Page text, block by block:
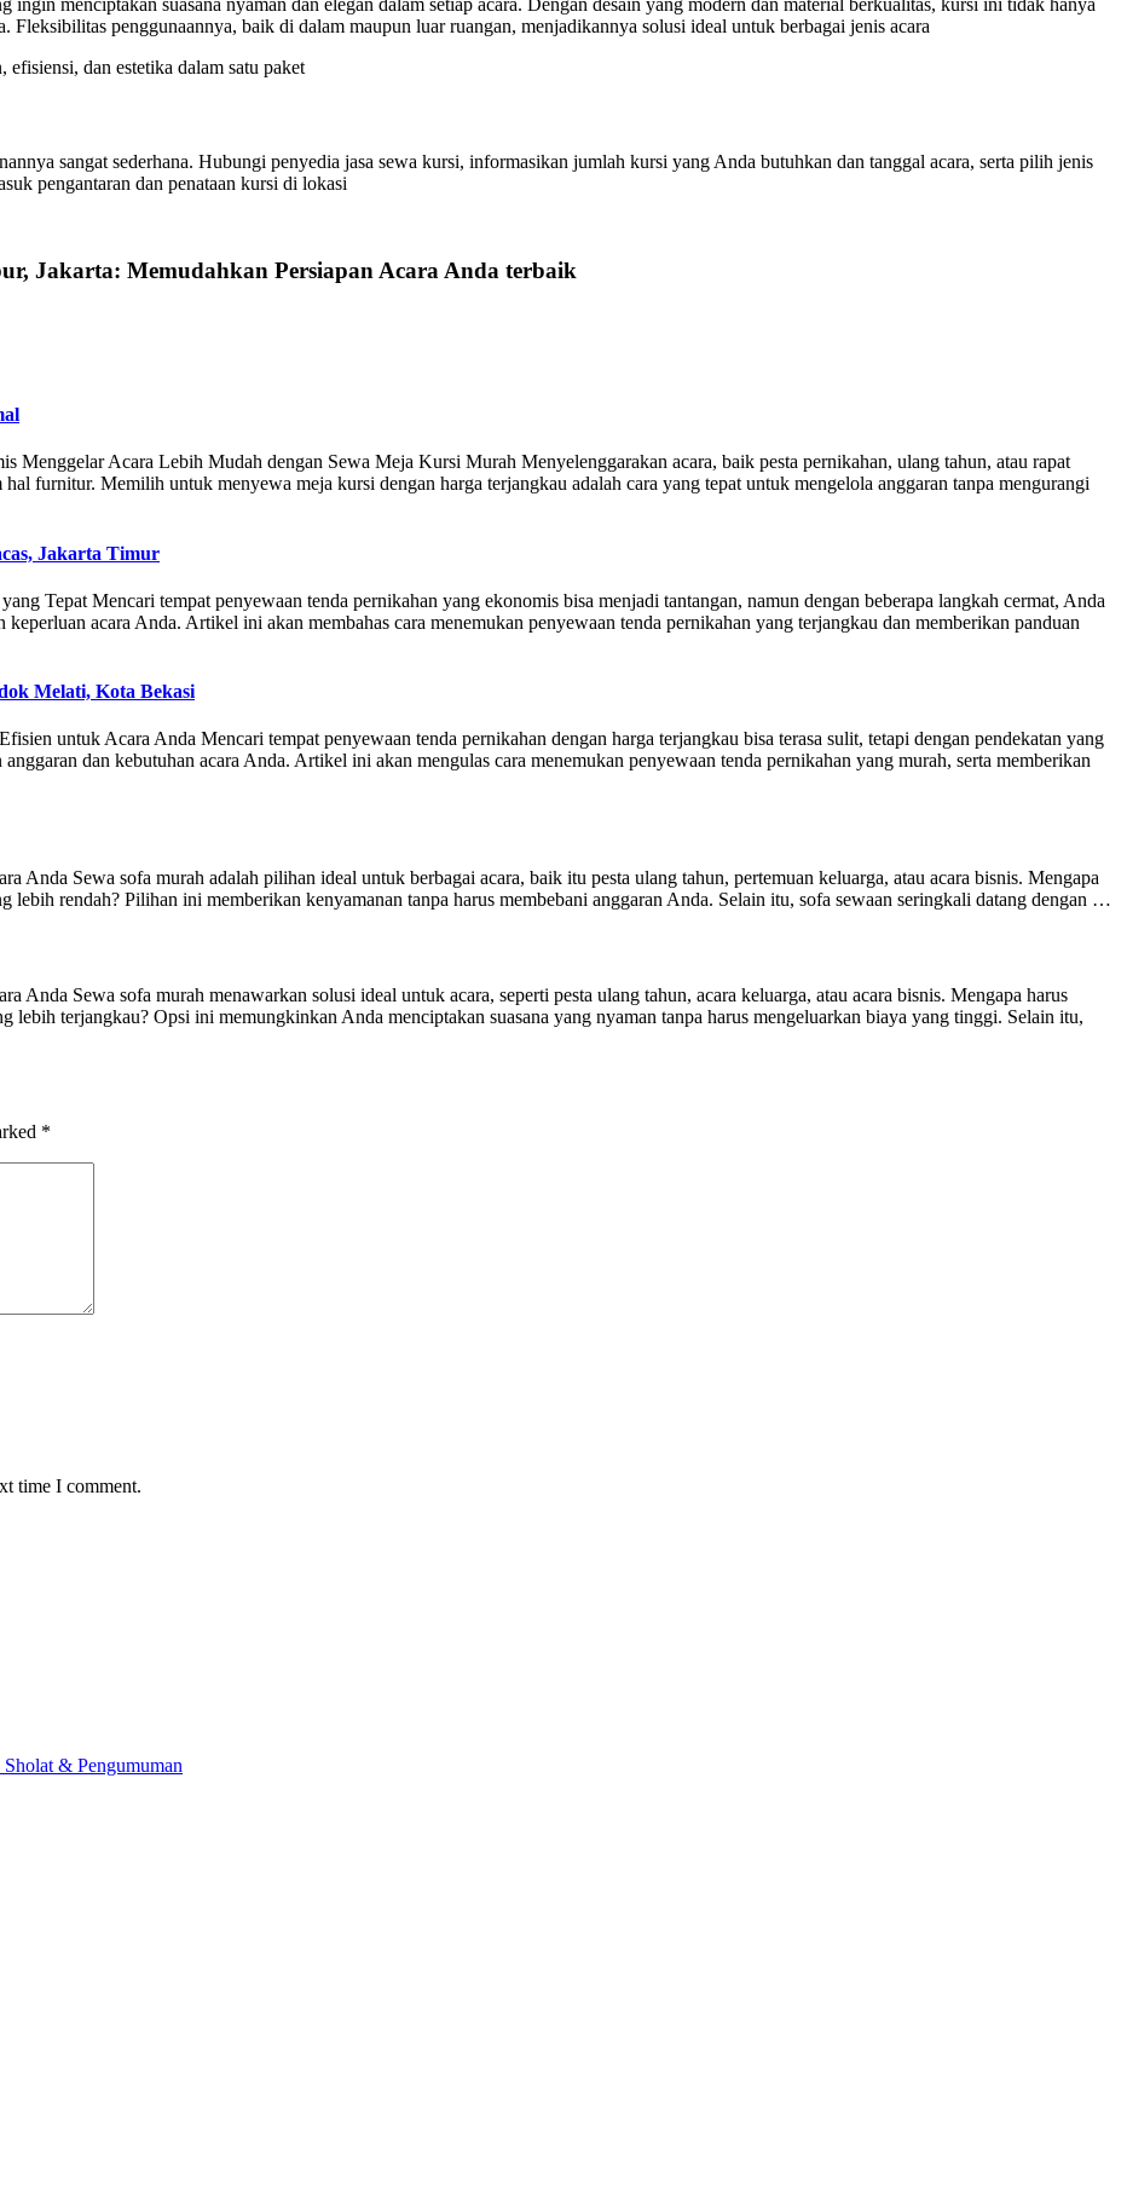
menciptakan suasana nyaman dan elegan dalam setiap acara. Dengan desain yang modern dan material berkualitas, kursi ini tidak hanya
Fleksibilitas penggunaannya, baik di dalam maupun luar ruangan, menjadikannya solusi ideal untuk berbagai jenis acara
dan estetika dalam satu paket
sangat sederhana. Hubungi penyedia jasa sewa kursi, informasikan jumlah kursi yang Anda butuhkan dan tanggal acara, serta pilih jenis
pengantaran dan penataan kursi di lokasi
Jakarta: Memudahkan Persiapan Acara Anda terbaik
Menggelar Acara Lebih Mudah dengan Sewa Meja Kursi Murah Menyelenggarakan acara, baik pesta pernikahan, ulang tahun, atau rapat
furnitur. Memilih untuk menyewa meja kursi dengan harga terjangkau adalah cara yang tepat untuk mengelola anggaran tanpa mengurangi
Jakarta Timur
Tepat Mencari tempat penyewaan tenda pernikahan yang ekonomis bisa menjadi tantangan, namun dengan beberapa langkah cermat, Anda
acara Anda. Artikel ini akan membahas cara menemukan penyewaan tenda pernikahan yang terjangkau dan memberikan panduan
Melati, Kota Bekasi
untuk Acara Anda Mencari tempat penyewaan tenda pernikahan dengan harga terjangkau bisa terasa sulit, tetapi dengan pendekatan yang
dan kebutuhan acara Anda. Artikel ini akan mengulas cara menemukan penyewaan tenda pernikahan yang murah, serta memberikan
Anda Sewa sofa murah adalah pilihan ideal untuk berbagai acara, baik itu pesta ulang tahun, pertemuan keluarga, atau acara bisnis. Mengapa
lebih rendah? Pilihan ini memberikan kenyamanan tanpa harus membebani anggaran Anda. Selain itu, sofa sewaan seringkali datang dengan …
Anda Sewa sofa murah menawarkan solusi ideal untuk acara, seperti pesta ulang tahun, acara keluarga, atau acara bisnis. Mengapa harus
lebih terjangkau? Opsi ini memungkinkan Anda menciptakan suasana yang nyaman tanpa harus mengeluarkan biaya yang tinggi. Selain itu,
*
time I comment.
& Pengumuman